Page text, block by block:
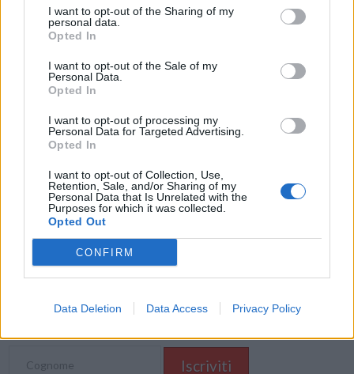
I want to opt-out of the Sharing of my
personal data.
Opted In
I want to opt-out of the Sale of my
Personal Data.
Opted In
I want to opt-out of processing my
Personal Data for Targeted Advertising.
Opted In
I want to opt-out of Collection, Use,
Retention, Sale, and/or Sharing of my
Personal Data that Is Unrelated with the
Purposes for which it was collected.
Opted Out
CONFIRM
Data Deletion Data Access Privacy Policy
Articolo aggiornato il 27.11
Inq Chat 3G, le prime impressioni
E-mail LinkedIn Facebook
Mastodon Telegram
Stampa Altro
Vuoi ricevere gli aggiornamenti delle news di TecnoGazzetta?
Inserisci nome ed indirizzo E-Mail: